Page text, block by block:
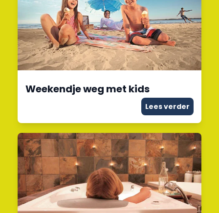
Weekendje weg met kids
Lees verder